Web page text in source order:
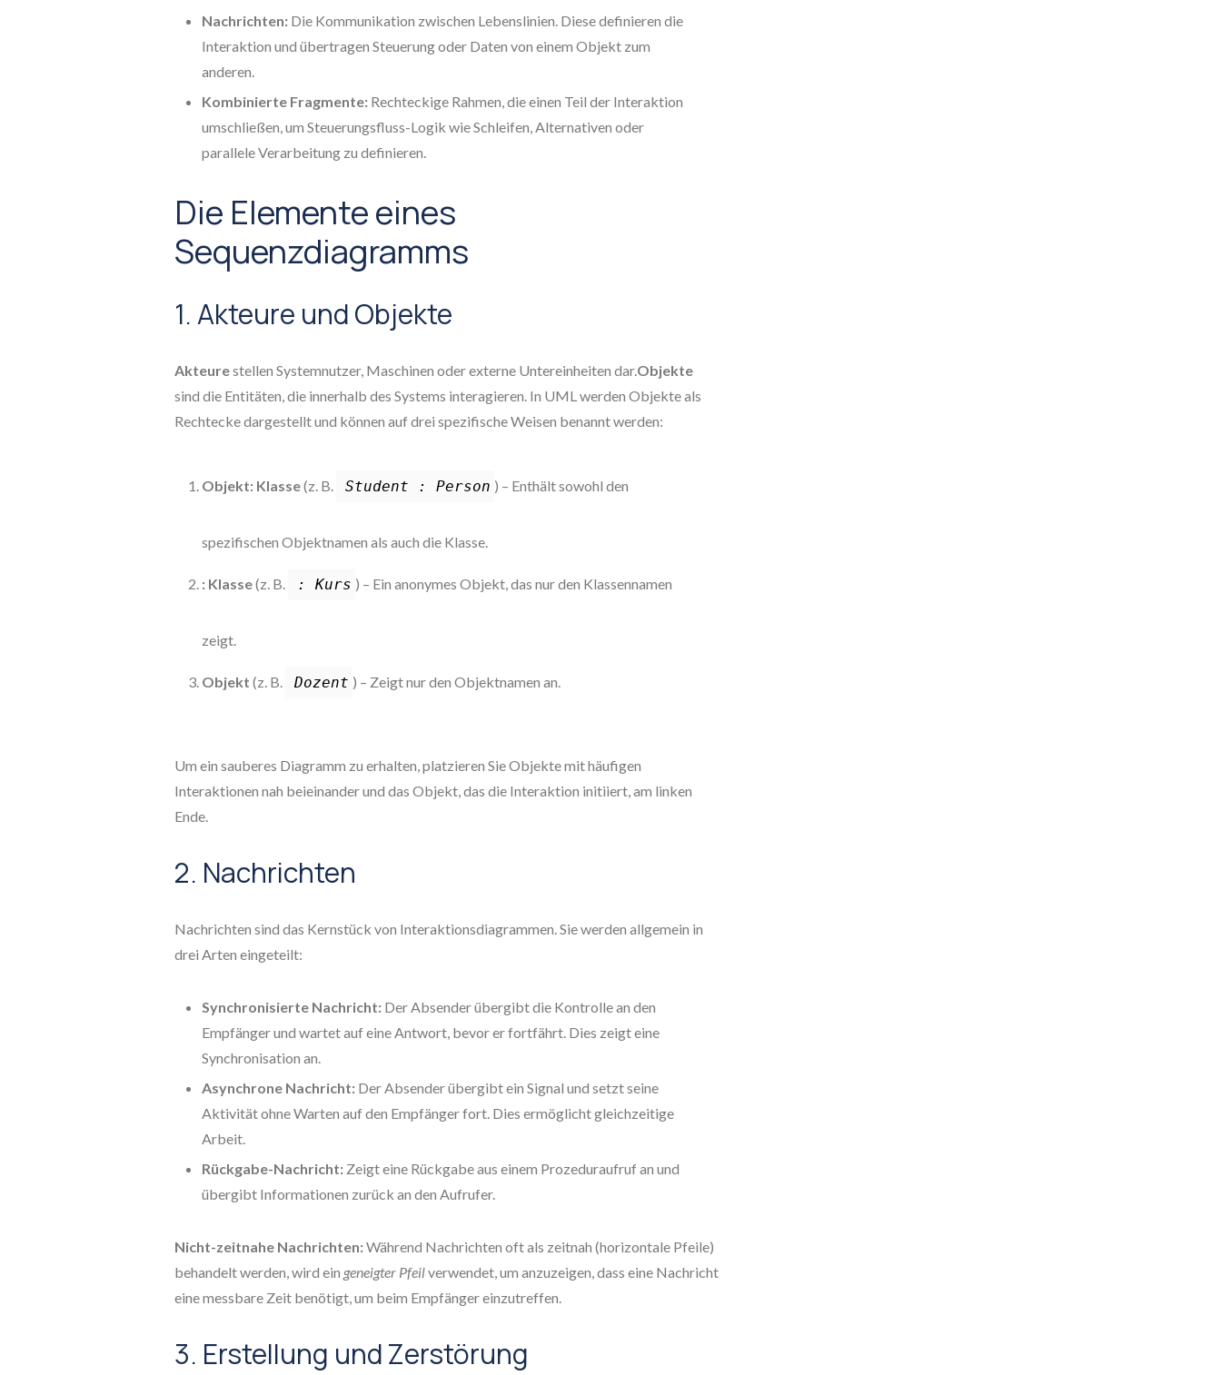
Nachrichten: Die Kommunikation zwischen Lebenslinien. Diese definieren die
Interaktion und übertragen Steuerung oder Daten von einem Objekt zum
anderen.
Kombinierte Fragmente: Rechteckige Rahmen, die einen Teil der Interaktion
umschließen, um Steuerungsfluss-Logik wie Schleifen, Alternativen oder
parallele Verarbeitung zu definieren.
Die Elemente eines
Sequenzdiagramms
1. Akteure und Objekte
Akteurestellen Systemnutzer, Maschinen oder externe Untereinheiten dar.Objekte
sind die Entitäten, die innerhalb des Systems interagieren. In UML werden Objekte als
Rechtecke dargestellt und können auf drei spezifische Weisen benannt werden:
Objekt: Klasse(z. B. Student : Person ) – Enthält sowohl den
spezifischen Objektnamen als auch die Klasse.
: Klasse(z. B. : Kurs ) – Ein anonymes Objekt, das nur den Klassennamen
zeigt.
Objekt (z. B. Dozent ) – Zeigt nur den Objektnamen an.
Um ein sauberes Diagramm zu erhalten, platzieren Sie Objekte mit häufigen
Interaktionen nah beieinander und das Objekt, das die Interaktion initiiert, am linken
Ende.
2. Nachrichten
Nachrichten sind das Kernstück von Interaktionsdiagrammen. Sie werden allgemein in
drei Arten eingeteilt:
Synchronisierte Nachricht: Der Absender übergibt die Kontrolle an den
Empfänger und wartet auf eine Antwort, bevor er fortfährt. Dies zeigt eine
Synchronisation an.
Asynchrone Nachricht: Der Absender übergibt ein Signal und setzt seine
Aktivität ohne Warten auf den Empfänger fort. Dies ermöglicht gleichzeitige
Arbeit.
Rückgabe-Nachricht: Zeigt eine Rückgabe aus einem Prozeduraufruf an und
übergibt Informationen zurück an den Aufrufer.
Nicht-zeitnahe Nachrichten:Während Nachrichten oft als zeitnah (horizontale Pfeile)
behandelt werden, wird ein geneigter Pfeilverwendet, um anzuzeigen, dass eine Nachricht
eine messbare Zeit benötigt, um beim Empfänger einzutreffen.
3. Erstellung und Zerstörung